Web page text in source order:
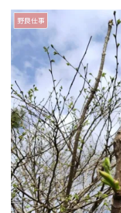
野良仕事